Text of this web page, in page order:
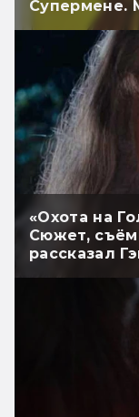
Супермене.
«Охота на
Сюжет,
рассказал